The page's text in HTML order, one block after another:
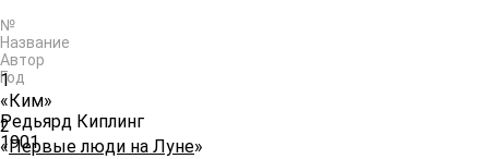
№
Название
Автор
Год
1
«Ким»
Редьярд Киплинг
1901
2
«Первые люди на Луне»